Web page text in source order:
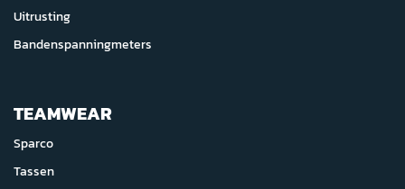
Uitrusting
Bandenspanningmeters
TEAMWEAR
Sparco
Tassen